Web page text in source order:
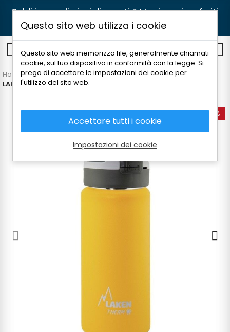
Saldi invernali pieni di sconti ❄️ I tuoi pezzi preferiti
ora a prezzi migliori! 🛒Acquista
Home Attrezzatura Thermos e bottiglie
Thermos
LAKEN SUMMIT TERMO FĽAŠA 500ML
-35%
Questo sito web utilizza i cookie
Questo sito web memorizza file, generalmente chiamati
cookie, sul tuo dispositivo in conformità con la legge. Si
prega di accettare le impostazioni dei cookie per
l'utilizzo del sito web.
Accettare tutti i cookie
Impostazioni dei cookie